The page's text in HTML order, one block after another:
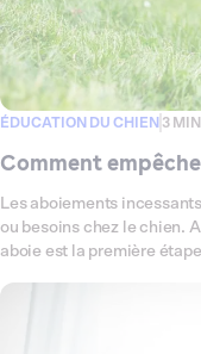
ÉDUCATION DU CHIEN 3 MIN
Comment
Les aboiements
ou besoins chez le chien.
aboie est la première